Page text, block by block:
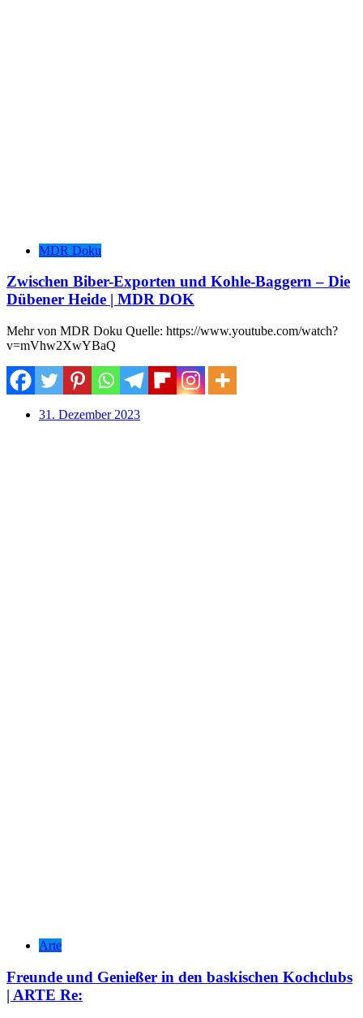
MDR Doku
Zwischen Biber-Exporten und Kohle-Baggern – Die
Dübener Heide | MDR DOK
Mehr von MDR Doku Quelle: https://www.youtube.com/watch?
v=mVhw2XwYBaQ
31. Dezember 2023
Arte
Freunde und Genießer in den baskischen Kochclubs
| ARTE Re: